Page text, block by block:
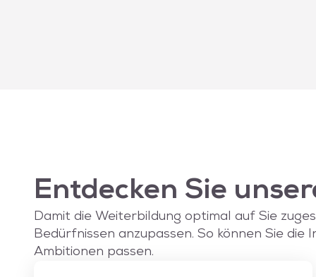
Entdecken Sie
Damit die Weiterbildung optimal auf Sie
Bedürfnissen anzupassen. So können Sie
Ambitionen passen.